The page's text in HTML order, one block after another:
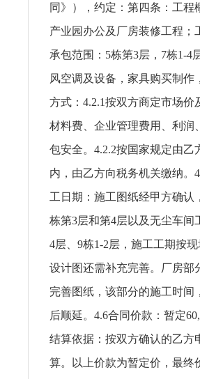
同》），约定：第四条：工程
产业园办公及厂房装修工程
承包范围：5栋第3层，7栋1-4
风空调及设备，家具购买制作
方式：4.2.1按双方商定市场
材料费、企业管理费用、利润
包安全。4.2.2按国家规定由
内，由乙方向税务机关缴纳。
工日期：施工图纸经甲方确认
栋第3层和第4层以及无尘车间
4层、9栋1-2层，施工工期按
设计图还需补充完善。厂房部
完善图纸，该部分的施工时
后顺延。4.6合同价款：暂定
结算依据：按双方确认的乙方
算。以上价款为暂定价，最终